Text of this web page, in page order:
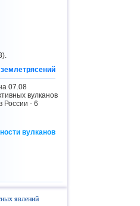
1
3,0...3,4
3,1...3,4
3,4 1
3,2 1
07.08
вулканов
России - 6
вулканов
явлений